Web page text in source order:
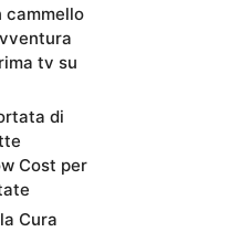
cammello
tv su
di
Cost per
Cura